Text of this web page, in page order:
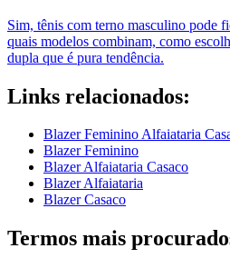
Sim, tênis com terno masculino pode
quais modelos combinam, como
dupla que é pura tendência.
Links relacionados:
Blazer Feminino Alfaiataria
Blazer Feminino
Blazer Alfaiataria Casaco
Blazer Alfaiataria
Blazer Casaco
Termos mais